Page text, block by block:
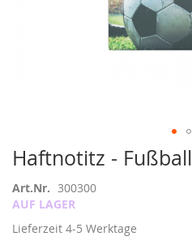
Haftnotitz - Fußball
Art.Nr. 300300
AUF LAGER
Lieferzeit 4-5 Werktage
Zum
Anfang
der
Bildergalerie